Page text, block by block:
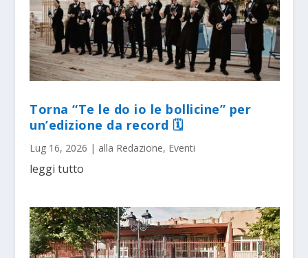
Torna “Te le do io le bollicine” per
un’edizione da record 🗓
Lug 16, 2026 | alla Redazione, Eventi
leggi tutto